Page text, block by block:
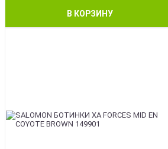
В КОРЗИНУ